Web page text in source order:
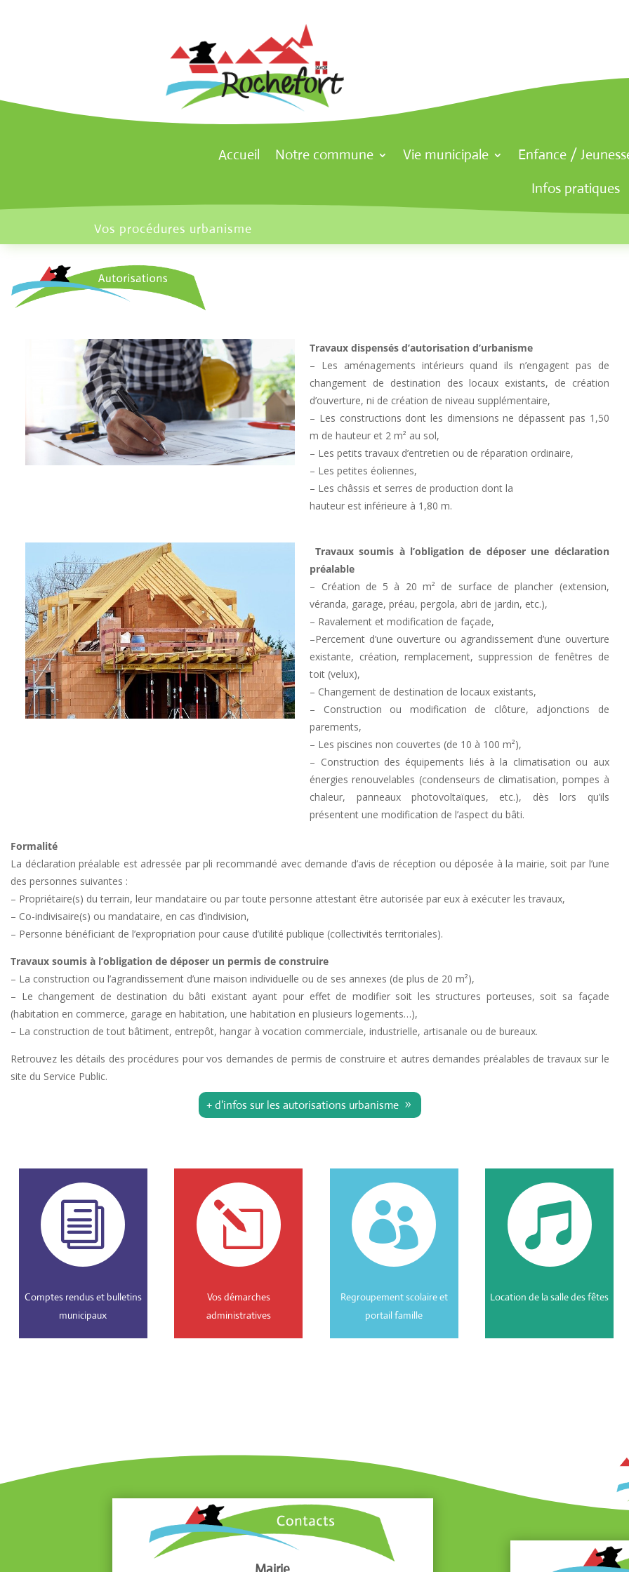
Accueil Notre commune Vie municipale
Enfance /
Infos pratiques
Vos procédures urbanisme
Travaux dispensés d’autorisation d’urbanisme
– Les aménagements intérieurs quand ils n’engagent pas de
changement de destination des locaux existants, de création
d’ouverture, ni de création de niveau supplémentaire,
– Les constructions dont les dimensions ne dépassent pas 1,50
m de hauteur et 2 m² au sol,
– Les petits travaux d’entretien ou de réparation ordinaire,
– Les petites éoliennes,
– Les châssis et serres de production dont la
hauteur est inférieure à 1,80 m.
Travaux soumis à l’obligation de déposer une déclaration
préalable
– Création de 5 à 20 m² de surface de plancher (extension,
véranda, garage, préau, pergola, abri de jardin, etc.),
– Ravalement et modification de façade,
–Percement d’une ouverture ou agrandissement d’une ouverture
existante, création, remplacement, suppression de fenêtres de
toit (velux),
– Changement de destination de locaux existants,
– Construction ou modification de clôture, adjonctions de
parements,
– Les piscines non couvertes (de 10 à 100 m²),
– Construction des équipements liés à la climatisation ou aux
énergies renouvelables (condenseurs de climatisation, pompes à
chaleur, panneaux photovoltaïques, etc.), dès lors qu’ils
présentent une modification de l’aspect du bâti.
Formalité
La déclaration préalable est adressée par pli recommandé avec demande d’avis de réception ou déposée à la mairie, soit par l’une
des personnes suivantes :
– Propriétaire(s) du terrain, leur mandataire ou par toute personne attestant être autorisée par eux à exécuter les travaux,
– Co-indivisaire(s) ou mandataire, en cas d’indivision,
– Personne bénéficiant de l’expropriation pour cause d’utilité publique (collectivités territoriales).
Travaux soumis à l’obligation de déposer un permis de construire
– La construction ou l’agrandissement d’une maison individuelle ou de ses annexes (de plus de 20 m²),
– Le changement de destination du bâti existant ayant pour effet de modifier soit les structures porteuses, soit sa façade
(habitation en commerce, garage en habitation, une habitation en plusieurs logements…),
– La construction de tout bâtiment, entrepôt, hangar à vocation commerciale, industrielle, artisanale ou de bureaux.
Retrouvez les détails des procédures pour vos demandes de permis de construire et autres demandes préalables de travaux sur le
site du Service Public.
+ d'infos sur les autorisations urbanisme
i
Comptes rendus et bulletins
municipaux
l
Vos démarches
administratives

Regroupement scolaire et
portail famille

Location de la salle des fêtes